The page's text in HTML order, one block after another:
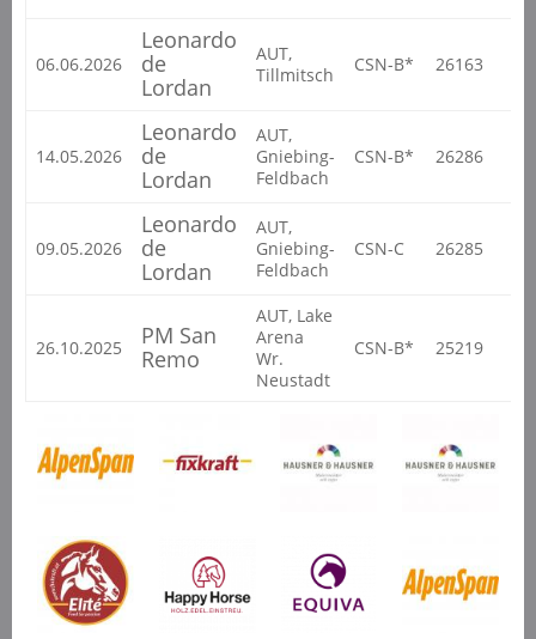
06.06.2026
Leonardo
de
Lordan
AUT,
Tillmitsch
CSN-B* 26163
14.05.2026
Leonardo
de
Lordan
AUT,
Gniebing-
Feldbach
CSN-B* 26286
09.05.2026
Leonardo
de
Lordan
AUT,
Gniebing-
Feldbach
CSN-C 26285
26.10.2025
PM San
Remo
AUT, Lake
Arena
Wr.
Neustadt
CSN-B* 25219